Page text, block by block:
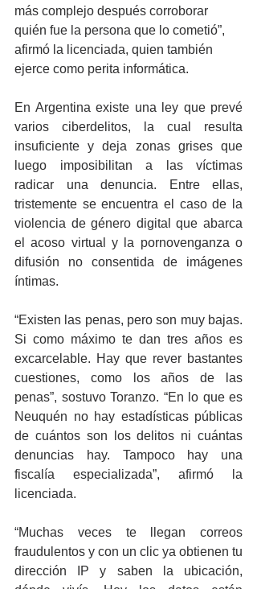
más complejo después corroborar
quién fue la persona que lo cometió”,
afirmó la licenciada, quien también
ejerce como perita informática.
En Argentina existe una ley que prevé
varios ciberdelitos, la cual resulta
insuficiente y deja zonas grises que
luego imposibilitan a las víctimas
radicar una denuncia. Entre ellas,
tristemente se encuentra el caso de la
violencia de género digital que abarca
el acoso virtual y la pornovenganza o
difusión no consentida de imágenes
íntimas.
“Existen las penas, pero son muy bajas.
Si como máximo te dan tres años es
excarcelable. Hay que rever bastantes
cuestiones, como los años de las
penas”, sostuvo Toranzo. “En lo que es
Neuquén no hay estadísticas públicas
de cuántos son los delitos ni cuántas
denuncias hay. Tampoco hay una
fiscalía especializada”, afirmó la
licenciada.
“Muchas veces te llegan correos
fraudulentos y con un clic ya obtienen tu
dirección IP y saben la ubicación,